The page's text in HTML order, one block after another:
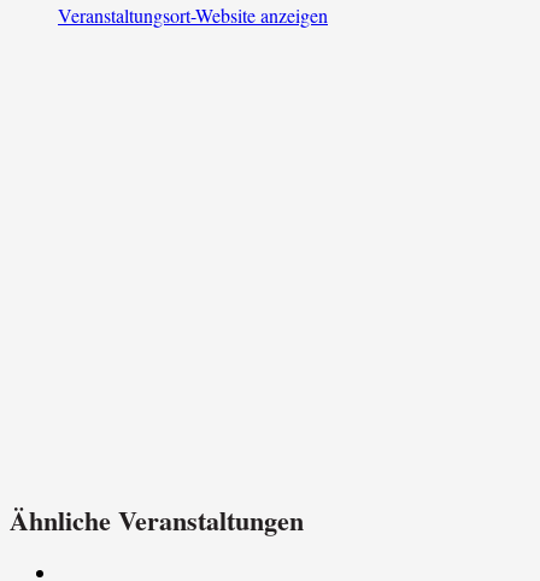
Veranstaltungsort-Website anzeigen
Ähnliche Veranstaltungen